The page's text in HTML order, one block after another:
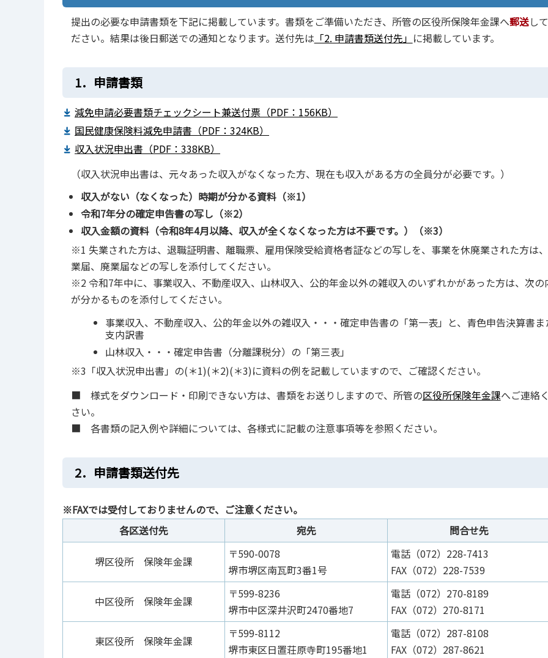
提出の必要な申請書類を下記に掲載しています。書類をご準備いただき、所管の区役所保険年金課へ郵送し
ださい。結果は後日郵送での通知となります。送付先は 「2. 申請書類送付先」 に掲載しています。
1．申請書類
減免申請必要書類チェックシート兼送付票（PDF：156KB）
国民健康保険料減免申請書（PDF：324KB）
収入状況申出書（PDF：338KB）
（収入状況申出書は、元々あった収入がなくなった方、現在も収入がある方の全員分が必要です。）
収入がない（なくなった）時期が分かる資料（※1）
令和7年分の確定申告書の写し（※2）
収入金額の資料（令和8年4月以降、収入が全くなくなった方は不要です。）（※3）
※1 失業された方は、退職証明書、離職票、雇用保険受給資格者証などの写しを、事業を休廃業された方は
業届、廃業届などの写しを添付してください。
※2 令和7年中に、事業収入、不動産収入、山林収入、公的年金以外の雑収入のいずれかがあった方は、次の
が分かるものを添付してください。
事業収入、不動産収入、公的年金以外の雑収入・・・確定申告書の「第一表」と、青色申告決算書
支内訳書
山林収入・・・確定申告書（分離課税分）の「第三表」
※3「収入状況申出書」の(＊1)(＊2)(＊3)に資料の例を記載していますので、ご確認ください。
■ 様式をダウンロード・印刷できない方は、書類をお送りしますので、所管の区役所保険年金課へご連絡
さい。
■ 各書類の記入例や詳細については、各様式に記載の注意事項等を参照ください。
2．申請書類送付先
※FAXでは受付しておりませんので、ご注意ください。
各区送付先
宛先 問合せ先
堺区役所 保険年金課
〒590-0078
堺市堺区南瓦町3番1号
電話（072）228-7413
FAX（072）228-7539
中区役所 保険年金課
〒599-8236
堺市中区深井沢町2470番地7
電話（072）270-8189
FAX（072）270-8171
東区役所 保険年金課
〒599-8112
堺市東区日置荘原寺町195番地1
電話（072）287-8108
FAX（072）287-8621